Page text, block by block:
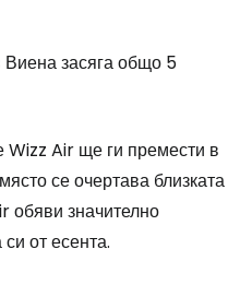
Виена засяга общо 5
Air ще ги премести в
се очертава близката
обяви значително
от есента.